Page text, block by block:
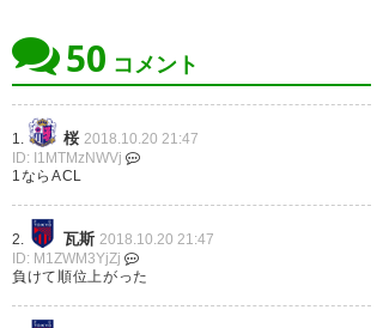
勝ったぁぁあああああ
あ！！！！！ #cerezo
https://t.co/oX5LaD1pbx
— ⭐帰ってきた三代目ヨシゼイ
ドMUTEKI⭐ (c_1_r_9_z_8_2)
2018, 10月 20
月 2050 コメント
1. 桜 2018.10.20 21:47
ID: I1MTMzNWVj
1ならACL
2. 瓦斯 2018.10.20 21:47
ID: M1ZWM3YjZj
負けて順位上がった